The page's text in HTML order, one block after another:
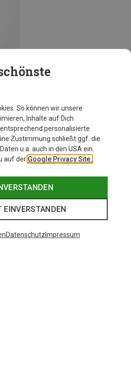
So können wir unsere
Inhalte auf Dich
personalisierte
Zustimmung schließt ggf. die
u.a. auch in den USA ein.
auf der Google Privacy Site.
EINVERSTANDEN
Datenschutz Impressum